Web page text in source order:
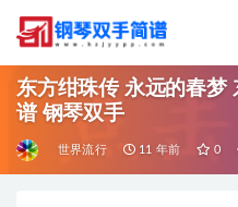
东方绀珠传 永远的春梦 东方project 钢琴谱 钢琴简
谱 钢琴双手
世界流行 11 年前 0